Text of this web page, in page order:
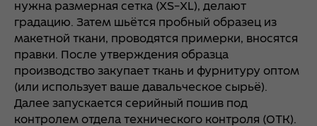
нужна размерная сетка (XS–XL), делают
градацию. Затем шьётся пробный образец из
макетной ткани, проводятся примерки, вносятся
правки. После утверждения образца
производство закупает ткань и фурнитуру оптом
(или использует ваше давальческое сырьё).
Далее запускается серийный пошив под
контролем отдела технического контроля (ОТК).